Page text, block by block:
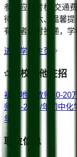
参加应聘考核(交通
待。 六、温馨提
有意者随时投递，学
进入学校主页
该校其他在招
初中地理教师 10-20
师
10-20万/年 初中化
年
职位信息